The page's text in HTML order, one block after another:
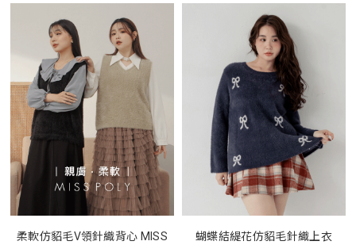
柔軟仿貂毛V領針織背心 MISS
蝴蝶結緹花仿貂毛針織上衣